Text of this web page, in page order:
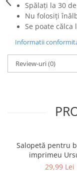
Spălați la 30
Nu folosiți
Se poate
Informatii
Review-uri(0)
Salopetă pentru
imprimeu
29,99 Lei